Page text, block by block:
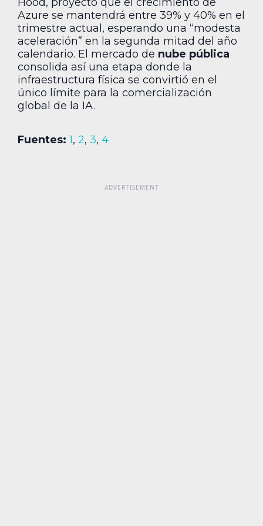
Azure se mantendrá entre 39% y 40% en el
trimestre actual, esperando una “modesta
aceleración” en la segunda mitad del año
calendario. El mercado de nube pública
consolida así una etapa donde la
infraestructura física se convirtió en el
único límite para la comercialización
global de la IA.
Fuentes: 1, 2, 3, 4